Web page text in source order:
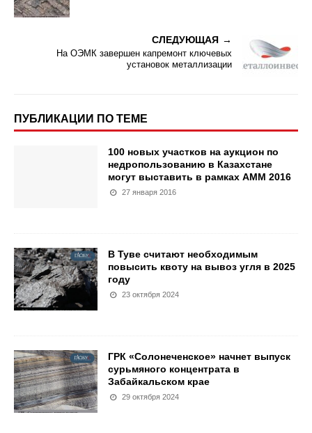
СЛЕДУЮЩАЯ
На ОЭМК завершен капремонт ключевых
установок металлизации
ПУБЛИКАЦИИ ПО ТЕМЕ
100 новых участков на аукцион по
недропользованию в Казахстане
могут выставить в рамках АММ 2016
27 января 2016
В Туве считают необходимым
повысить квоту на вывоз угля в 2025
году
23 октября 2024
ГРК «Солонеченское» начнет выпуск
сурьмяного концентрата в
Забайкальском крае
29 октября 2024